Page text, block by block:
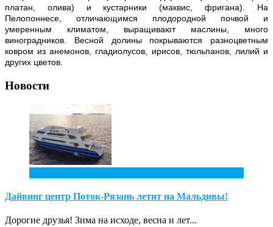
платан, олива) и кустарники (маквис, фригана). На
Пелопоннесе, отличающимся плодородной почвой и
умеренным климатом, выращивают маслины, много
виноградников. Весной долины покрываются разноцветным
ковром из анемонов, гладиолусов, ирисов, тюльпанов, лилий и
других цветов.
Новости
Дайвинг центр Поток-Рязань летит на Мальдивы!
Дорогие друзья! Зима на исходе, весна и лет...